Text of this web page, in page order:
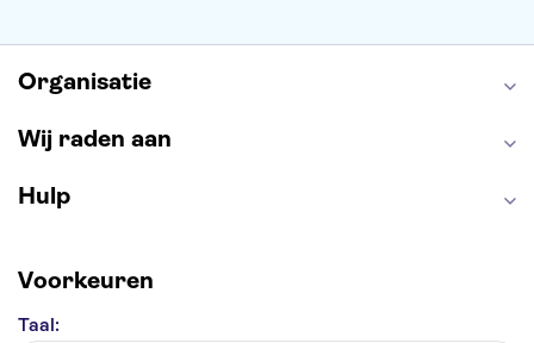
Organisatie
Wij raden aan
Hulp
Voorkeuren
Taal: